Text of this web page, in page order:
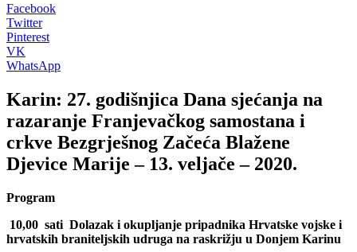
Facebook
Twitter
Pinterest
VK
WhatsApp
Karin: 27. godišnjica Dana sjećanja na
razaranje Franjevačkog samostana i
crkve Bezgrješnog Začeća Blažene
Djevice Marije – 13. veljače – 2020.
Program
10,00 sati Dolazak i okupljanje pripadnika Hrvatske vojske i
hrvatskih braniteljskih udruga na raskrižju u Donjem Karinu